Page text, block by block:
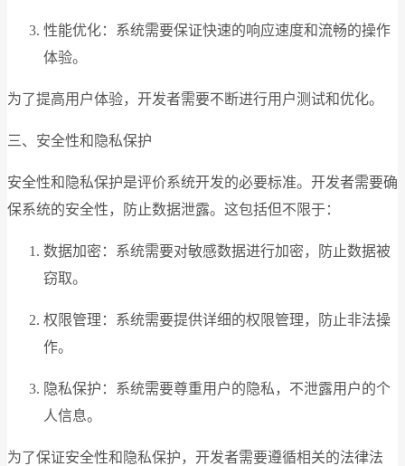
性能优化：系统需要保证快速的响应速度和流畅的操作
体验。
为了提高用户体验，开发者需要不断进行用户测试和优化。
三、安全性和隐私保护
安全性和隐私保护是评价系统开发的必要标准。开发者需要确
保系统的安全性，防止数据泄露。这包括但不限于：
数据加密：系统需要对敏感数据进行加密，防止数据被
窃取。
权限管理：系统需要提供详细的权限管理，防止非法操
作。
隐私保护：系统需要尊重用户的隐私，不泄露用户的个
人信息。
为了保证安全性和隐私保护，开发者需要遵循相关的法律法